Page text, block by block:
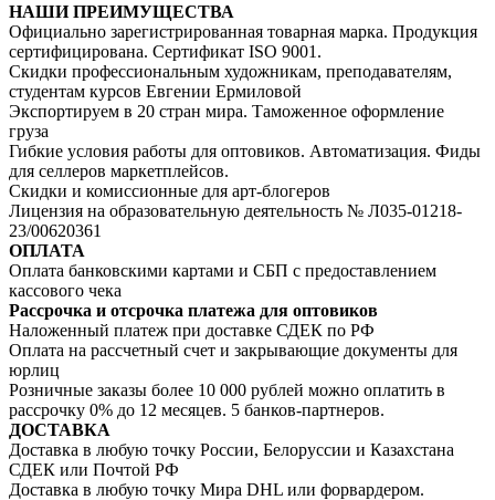
НАШИ ПРЕИМУЩЕСТВА
Официально зарегистрированная товарная марка. Продукция
сертифицирована. Сертификат ISO 9001.
Скидки профессиональным художникам, преподавателям,
студентам курсов Евгении Ермиловой
Экспортируем в 20 стран мира. Таможенное оформление
груза
Гибкие условия работы для оптовиков. Автоматизация. Фиды
для селлеров маркетплейсов.
Скидки и комиссионные для арт-блогеров
Лицензия на образовательную деятельность № Л035-01218-
23/00620361
ОПЛАТА
Оплата банковскими картами и СБП с предоставлением
кассового чека
Рассрочка и отсрочка платежа для оптовиков
Наложенный платеж при доставке СДЕК по РФ
Оплата на рассчетный счет и закрывающие документы для
юрлиц
Розничные заказы более 10 000 рублей можно оплатить в
рассрочку 0% до 12 месяцев. 5 банков-партнеров.
ДОСТАВКА
Доставка в любую точку России, Белоруссии и Казахстана
СДЕК или Почтой РФ
Доставка в любую точку Мира DHL или форвардером.